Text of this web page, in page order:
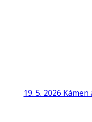
19. 5. 2026